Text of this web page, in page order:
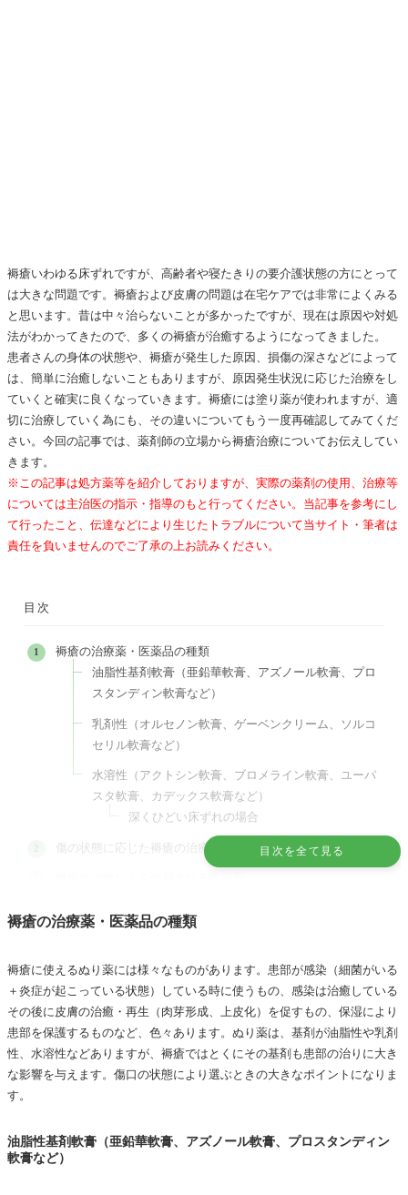
褥瘡いわゆる床ずれですが、高齢者や寝たきりの要介護状態の方にとって
は大きな問題です。褥瘡および皮膚の問題は在宅ケアでは非常によくみる
と思います。昔は中々治らないことが多かったですが、現在は原因や対処
法がわかってきたので、多くの褥瘡が治癒するようになってきました。
患者さんの身体の状態や、褥瘡が発生した原因、損傷の深さなどによって
は、簡単に治癒しないこともありますが、原因発生状況に応じた治療をし
ていくと確実に良くなっていきます。褥瘡には塗り薬が使われますが、適
切に治療していく為にも、その違いについてもう一度再確認してみてくだ
さい。 今回の記事では、薬剤師の立場から褥瘡治療についてお伝えしてい
きます。
※この記事は処方薬等を紹介しておりますが、実際の薬剤の使用、治療等
については主治医の指示・指導のもと行ってください。当記事を参考にし
て行ったこと、伝達などにより生じたトラブルについて当サイト・筆者は
責任を負いませんのでご了承の上お読みください。
目次
目次を全て見る
褥瘡の治療薬・医薬品の種類
油脂性基剤軟膏（亜鉛華軟膏、アズノール軟膏、プロ
スタンディン軟膏など）
乳剤性（オルセノン軟膏、ゲーベンクリーム、ソルコ
セリル軟膏など）
水溶性（アクトシン軟膏、ブロメライン軟膏、ユーパ
スタ軟膏、カデックス軟膏など）
深くひどい床ずれの場合
傷の状態に応じた褥瘡の治療薬の種類
カデックス軟膏
フィブラストスプレー
プロスタンディン軟膏
褥瘡部位に発赤・紫斑などがある時
褥瘡に化膿・感染、炎症を伴っている時
らうことが大切！
褥瘡についてはこちらの記事でも詳しく紹介しています
褥瘡の治療薬・医薬品の種類
褥瘡に使えるぬり薬には様々なものがあります。患部が感染（細菌がいる
＋炎症が起こっている状態）している時に使うもの、感染は治癒している
その後に皮膚の治癒・再生（肉芽形成、上皮化）を促すもの、保湿により
患部を保護するものなど、色々あります。ぬり薬は、基剤が油脂性や乳剤
性、水溶性などありますが、褥瘡ではとくにその基剤も患部の治りに大き
な影響を与えます。傷口の状態により選ぶときの大きなポイントになりま
す。
油脂性基剤軟膏（亜鉛華軟膏、アズノール軟膏、プロスタンディン
軟膏など）